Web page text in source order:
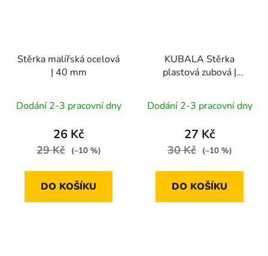
Stěrka malířská ocelová
| 40 mm
Dodání 2-3 pracovní dny
26 Kč
29 Kč (–10 %)
DO KOŠÍKU
KUBALA Stěrka
plastová zubová |
Dodání 2-3 pracovní dny
27 Kč
30 Kč (–10 %)
DO KOŠÍKU